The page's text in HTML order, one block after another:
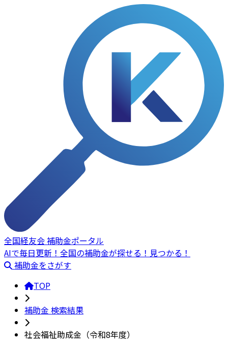
全国経友会 補助金ポータル
AIで毎日更新！全国の補助金が探せる！見つかる！
補助金をさがす
TOP
補助金 検索結果
社会福祉助成金（令和8年度）